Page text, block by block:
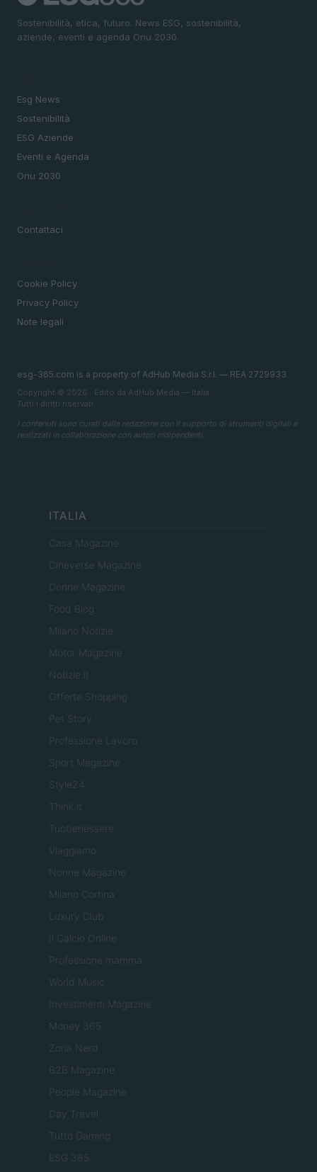
Sostenibilità, etica, futuro. News ESG, sostenibilità,
aziende, eventi e agenda Onu 2030.
Esg News
Sostenibilità
ESG Aziende
Eventi e Agenda
Onu 2030
Contattaci
Cookie Policy
Privacy Policy
Note legali
esg-365.com is a property of AdHub Media S.r.l. — REA 2729933
Copyright © 2026 · Edito da AdHub Media — Italia
Tutti i diritti riservati
I contenuti sono curati dalla redazione con il supporto di strumenti digitali e
realizzati in collaborazione con autori indipendenti.
ITALIA
Casa Magazine
Cineverse Magazine
Donne Magazine
Food Blog
Milano Notizie
Motor Magazine
Notizie.it
Offerte Shopping
Pet Story
Professione Lavoro
Sport Magazine
Style24
Think.it
Tuobenessere
Viaggiamo
Nonne Magazine
Milano Cortina
Luxury Club
Il Calcio Online
Professione mamma
World Music
Investimenti Magazine
Money 365
Zona Nerd
B2B Magazine
People Magazine
Day Travel
Tutto Gaming
ESG 365